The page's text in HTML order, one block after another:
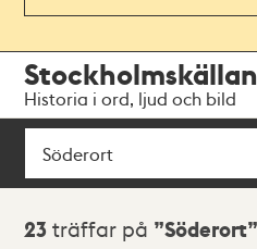
navigationen
huvudinnehållet
Stockholmskällan
Historia i ord, ljud och bild
Sök
Sökresultat
23 träffar på Söderort